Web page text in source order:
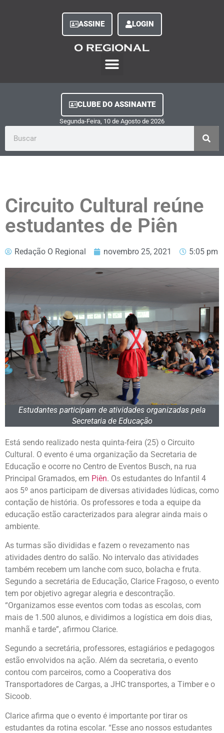
ASSINE LOGIN
CLUBE DO ASSINANTE
Segunda-Feira, 10 de Agosto de 2026
Circuito Cultural reúne
estudantes de Piên
Redação O Regional novembro 25, 2021 5:05 pm
Estudantes participam de atividades organizadas pela
Secretaria de Educação
Está sendo realizado nesta quinta-feira (25) o Circuito
Cultural. O evento é uma organização da Secretaria de
Educação e ocorre no Centro de Eventos Busch, na rua
Principal Gramados, em Piên. Os estudantes do Infantil 4
aos 5º anos participam de diversas atividades lúdicas, como
contação de história. Os professores e toda a equipe da
educação estão caracterizados para alegrar ainda mais o
ambiente.
As turmas são divididas e fazem o revezamento nas
atividades dentro do salão. No intervalo das atividades
também recebem um lanche com suco, bolacha e fruta.
Segundo a secretária de Educação, Clarice Fragoso, o evento
tem por objetivo agregar alegria e descontração.
“Organizamos esse eventos com todas as escolas, com
mais de 1.500 alunos, e dividimos a logística em dois dias,
manhã e tarde”, afirmou Clarice.
Segundo a secretária, professores, estagiários e pedagogos
estão envolvidos na ação. Além da secretaria, o evento
contou com parceiros, como a Cooperativa dos
Transportadores de Cargas, a JHC transportes, a Timber e o
Sicoob.
Clarice afirma que o evento é importante por tirar os
estudantes da rotina escolar. “Esse ano nossos estudantes